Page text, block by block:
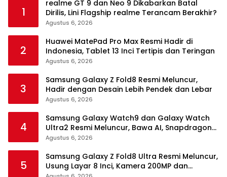
1
realme GT 9 dan Neo 9 Dikabarkan Batal
Dirilis, Lini Flagship realme Terancam Berakhir?
Agustus 6, 2026
2
Huawei MatePad Pro Max Resmi Hadir di
Indonesia, Tablet 13 Inci Tertipis dan Teringan
Agustus 6, 2026
3
Samsung Galaxy Z Fold8 Resmi Meluncur,
Hadir dengan Desain Lebih Pendek dan Lebar
Agustus 6, 2026
4
Samsung Galaxy Watch9 dan Galaxy Watch
Ultra2 Resmi Meluncur, Bawa AI, Snapdragon
Wear Elite, dan Fitur Kesehatan Baru
Agustus 6, 2026
5
Samsung Galaxy Z Fold8 Ultra Resmi Meluncur,
Usung Layar 8 Inci, Kamera 200MP dan